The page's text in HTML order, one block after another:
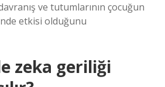
ve tutumlarının çocuğun
etkisi olduğunu
zeka geriliği